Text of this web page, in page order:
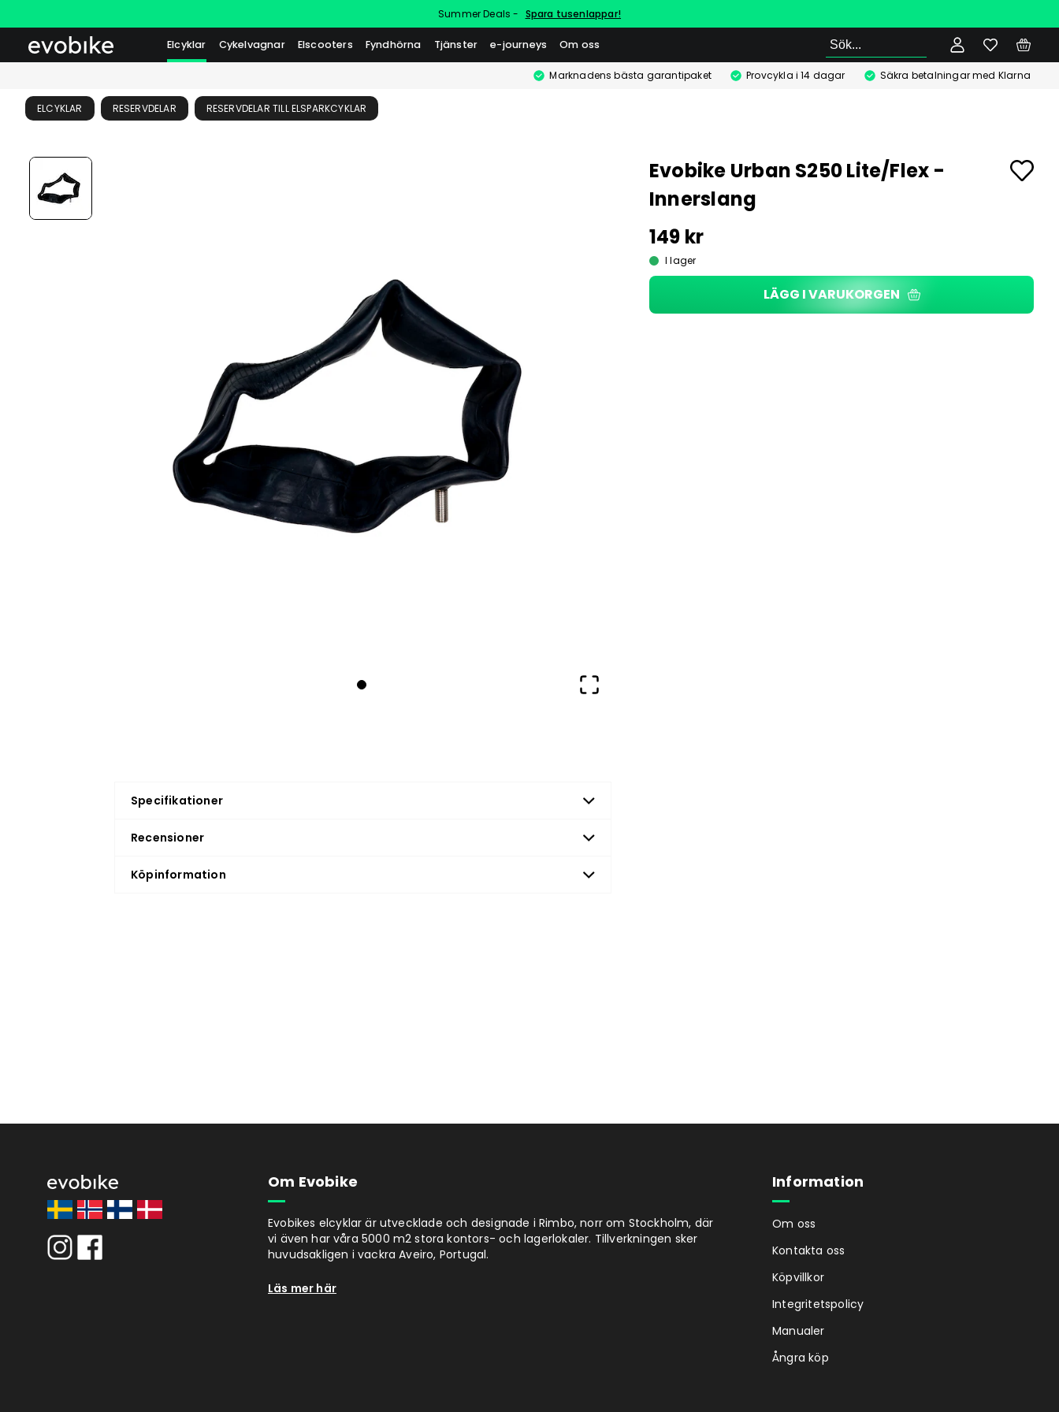
Summer Deals - Spara tusenlappar!
Elcyklar Cykelvagnar Elscooters Fyndhörna Tjänster e-journeys Om oss Sök
Marknadens bästa garantipaket Provcykla i 14 dagar Säkra betalningar med Klarna
ELCYKLAR RESERVDELAR RESERVDELAR TILL ELSPARKCYKLAR
Evobike Urban S250 Lite/Flex -
Innerslang
149 kr
I lager
LÄGG I VARUKORGEN
Specifikationer
Recensioner
Köpinformation
Om Evobike
Evobikes elcyklar är utvecklade och designade i Rimbo, norr om Stockholm, där
vi även har våra 5000 m2 stora kontors- och lagerlokaler. Tillverkningen sker
huvudsakligen i vackra Aveiro, Portugal.
Läs mer här
Information
Om oss
Kontakta oss
Köpvillkor
Integritetspolicy
Manualer
Ångra köp